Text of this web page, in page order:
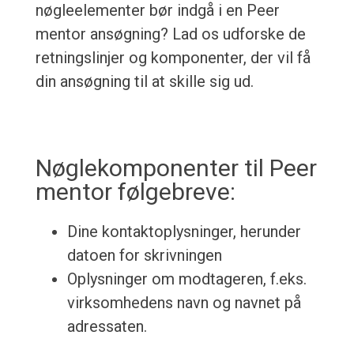
nøgleelementer bør indgå i en Peer
mentor ansøgning? Lad os udforske de
retningslinjer og komponenter, der vil få
din ansøgning til at skille sig ud.
Nøglekomponenter til Peer
mentor følgebreve:
Dine kontaktoplysninger, herunder
datoen for skrivningen
Oplysninger om modtageren, f.eks.
virksomhedens navn og navnet på
adressaten.